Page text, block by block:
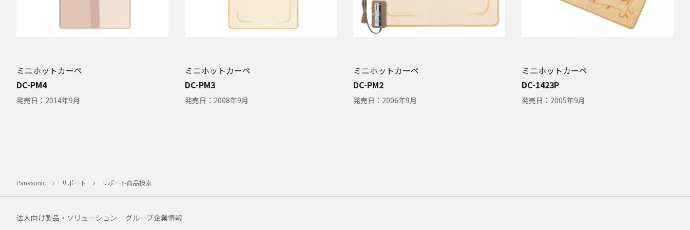
ミニホットカーペ
DC-PM4
発売日： 2014年9月
ミニホットカーペ
DC-PM3
発売日： 2008年9月
ミニホットカーペ
DC-PM2
発売日： 2006年9月
ミニホットカーペ
DC-1423P
発売日： 2005年9月
Panasonic サポート サポート商品検索
法人向け製品・ソリューション グループ企業情報